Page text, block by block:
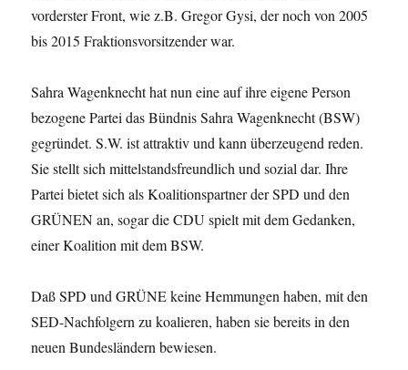
vorderster Front, wie z.B. Gregor Gysi, der noch von 2005
bis 2015 Fraktionsvorsitzender war.
Sahra Wagenknecht hat nun eine auf ihre eigene Person
bezogene Partei das Bündnis Sahra Wagenknecht (BSW)
gegründet. S.W. ist attraktiv und kann überzeugend reden.
Sie stellt sich mittelstandsfreundlich und sozial dar. Ihre
Partei bietet sich als Koalitionspartner der SPD und den
GRÜNEN an, sogar die CDU spielt mit dem Gedanken,
einer Koalition mit dem BSW.
Daß SPD und GRÜNE keine Hemmungen haben, mit den
SED-Nachfolgern zu koalieren, haben sie bereits in den
neuen Bundesländern bewiesen.